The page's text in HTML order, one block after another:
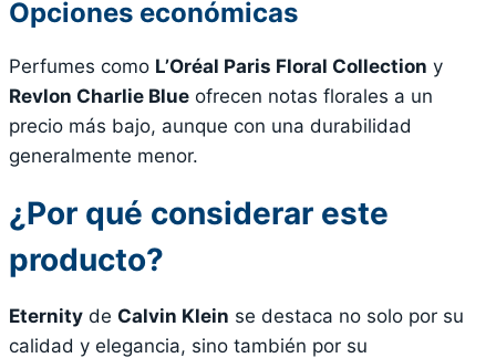
Opciones económicas
Perfumes como L’Oréal Paris Floral Collection y
Revlon Charlie Blue ofrecen notas florales a un
precio más bajo, aunque con una durabilidad
generalmente menor.
¿Por qué considerar este
producto?
Eternity de Calvin Klein se destaca no solo por su
calidad y elegancia, sino también por su